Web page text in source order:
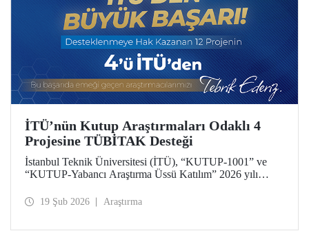
İTÜ’nün Kutup Araştırmaları Odaklı 4
Projesine TÜBİTAK Desteği
İstanbul Teknik Üniversitesi (İTÜ), “KUTUP-1001” ve
“KUTUP-Yabancı Araştırma Üssü Katılım” 2026 yılı
kazandı. Toplam 12 proje arasında İTÜ’den 4 projenin yer
19 Şub 2026 Araştırma